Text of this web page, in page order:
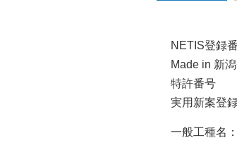
NETIS登録
Made in 新
特許番号
実用新案登
一般工種名